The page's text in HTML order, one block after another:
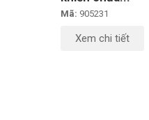
Mã: 905231
Xem chi tiết